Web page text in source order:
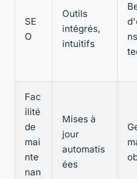
SE
O
Outils
intégrés,
intuitifs
Fac
ilité
de
mai
nte
nan
Mises à
jour
automatis
ées